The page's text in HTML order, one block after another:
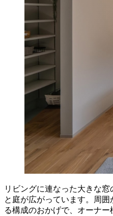
リビングに連なった大きな
と庭が広がっています。周
る構成のおかげで、オーナ